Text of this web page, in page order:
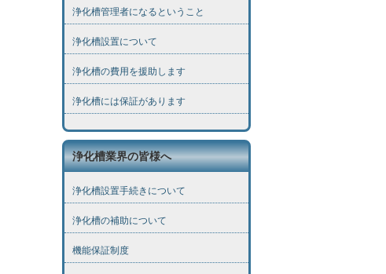
浄化槽管理者になるということ
浄化槽設置について
浄化槽の費用を援助します
浄化槽には保証があります
浄化槽業界の皆様へ
浄化槽設置手続きについて
浄化槽の補助について
機能保証制度